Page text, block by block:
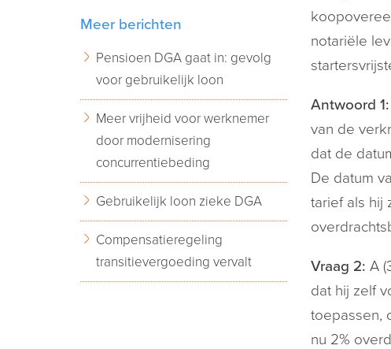
notariële
Antwoord 1:
van de
dat de
De datum
tarief als hij
Vraag 2: A
dat hij zelf
toepassen,
nu 2%
Meer berichten
Pensioen DGA gaat in: gevolg
voor gebruikelijk loon
Meer vrijheid voor werknemer
door modernisering
concurrentiebeding
Gebruikelijk loon zieke DGA
Compensatieregeling
transitievergoeding vervalt